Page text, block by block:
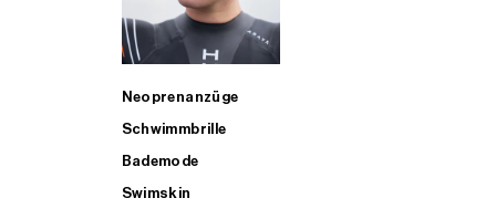
Neoprenanzüge
Schwimmbrille
Bademode
Swimskin